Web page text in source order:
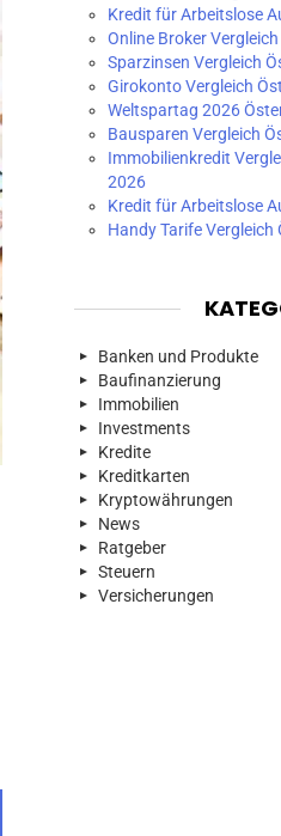
Kredit für Arbeitslose
Online Broker
Sparzinsen Vergleich
Girokonto Vergleich
Weltspartag 2026
Bausparen Vergleich
Immobilienkredit
2026
Kredit für Arbeitslose
Handy Tarife
Banken und Produkte
Baufinanzierung
Immobilien
Investments
Kredite
Kreditkarten
Kryptowährungen
News
Ratgeber
Steuern
Versicherungen